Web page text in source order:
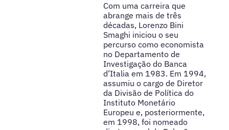
Com uma carreira que
abrange mais de três
décadas, Lorenzo Bini
Smaghi iniciou o seu
percurso como economista
no Departamento de
Investigação do Banca
d’Italia em 1983. Em 1994,
assumiu o cargo de Diretor
da Divisão de Política do
Instituto Monetário
Europeu e, posteriormente,
em 1998, foi nomeado